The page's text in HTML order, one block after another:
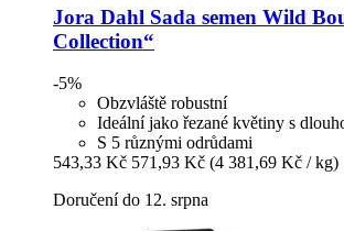
Jora Dahl Sada semen Wild
Collection“
-5%
Obzvláště robustní
Ideální jako řezané květiny s
S 5 různými odrůdami
543,33 Kč 571,93 Kč (4 381,69 Kč / kg)
Doručení do 12. srpna